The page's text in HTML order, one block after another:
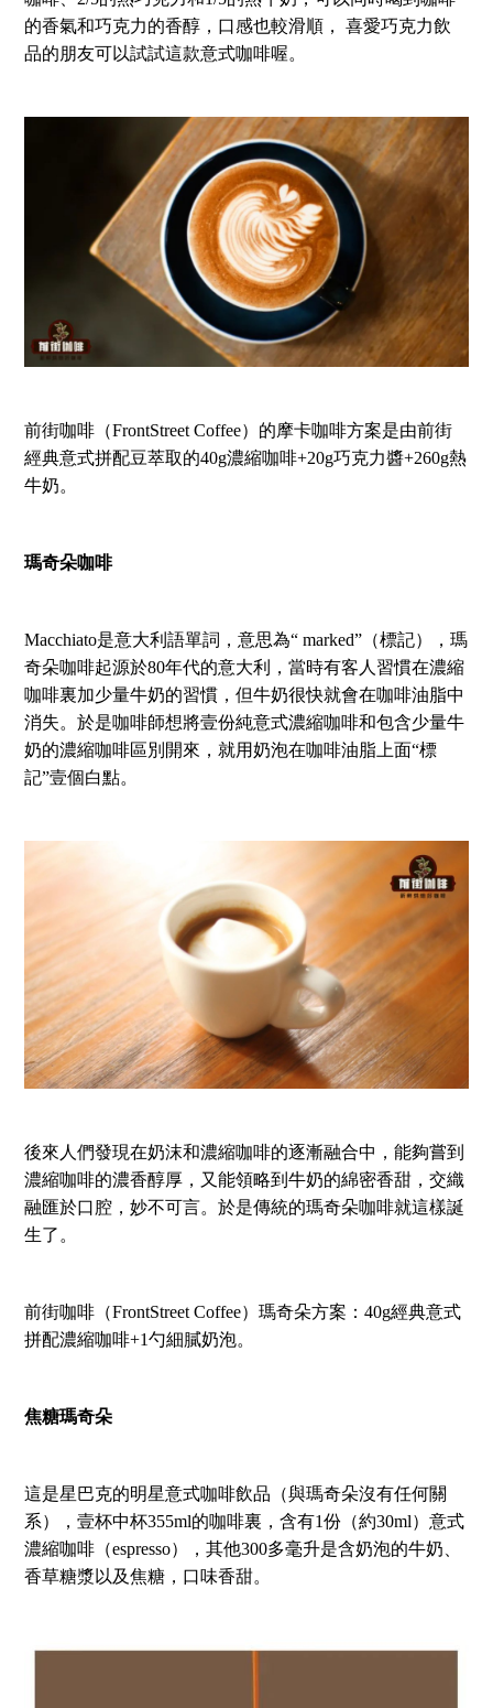
的香氣和巧克力的香醇，口感也較滑順， 喜愛巧克力飲
品的朋友可以試試這款意式咖啡喔。
前街咖啡（FrontStreet Coffee）的摩卡咖啡方案是由前街
經典意式拼配豆萃取的40g濃縮咖啡+20g巧克力醬+260g熱
牛奶。
瑪奇朵咖啡
Macchiato是意大利語單詞，意思為“ marked”（標記），瑪
奇朵咖啡起源於80年代的意大利，當時有客人習慣在濃縮
咖啡裏加少量牛奶的習慣，但牛奶很快就會在咖啡油脂中
消失。於是咖啡師想將壹份純意式濃縮咖啡和包含少量牛
奶的濃縮咖啡區別開來，就用奶泡在咖啡油脂上面“標
記”壹個白點。
後來人們發現在奶沫和濃縮咖啡的逐漸融合中，能夠嘗到
濃縮咖啡的濃香醇厚，又能領略到牛奶的綿密香甜，交織
融匯於口腔，妙不可言。於是傳統的瑪奇朵咖啡就這樣誕
生了。
前街咖啡（FrontStreet Coffee）瑪奇朵方案：40g經典意式
拼配濃縮咖啡+1勺細膩奶泡。
焦糖瑪奇朵
這是星巴克的明星意式咖啡飲品（與瑪奇朵沒有任何關
系），壹杯中杯355ml的咖啡裏，含有1份（約30ml）意式
濃縮咖啡（espresso），其他300多毫升是含奶泡的牛奶、
香草糖漿以及焦糖，口味香甜。